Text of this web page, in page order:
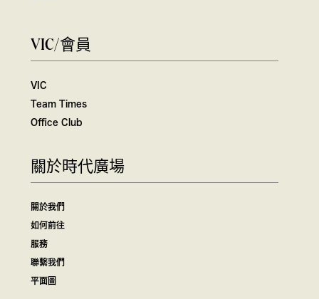
VIC/會員
VIC
Team Times
Office Club
關於時代廣場
關於我們
如何前往
服務
聯繫我們
平面圖